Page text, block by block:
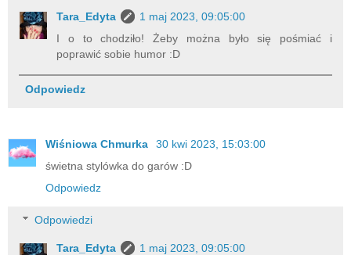
Tara_Edyta
1 maj 2023, 09:05:00
I o to chodziło! Żeby można było się pośmiać i
poprawić sobie humor :D
Odpowiedz
Wiśniowa Chmurka
30 kwi 2023, 15:03:00
świetna stylówka do garów :D
Odpowiedz
Odpowiedzi
Tara_Edyta
1 maj 2023, 09:05:00